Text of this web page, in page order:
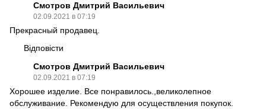
Смотров Дмитрий Васильевич
02.09.2021 в 07:19
Прекрасный продавец.
Відповісти
Смотров Дмитрий Васильевич
02.09.2021 в 07:19
Хорошее изделие. Все понравилось.,великолепное
обслуживание. Рекомендую для осуществления покупок.